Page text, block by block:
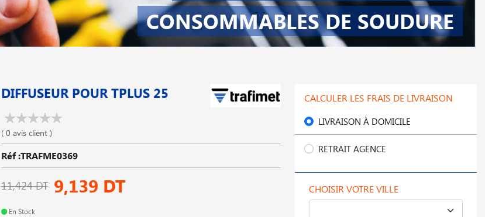
CONSOMMABLES DE SOUDURE
DIFFUSEUR POUR TPLUS 25
( 0 avis client )
Réf :TRAFME0369
11,424 DT 9,139 DT
En Stock
CALCULER LES FRAIS DE LIVRAISON
LIVRAISON À DOMICILE
RETRAIT AGENCE
CHOISIR VOTRE VILLE